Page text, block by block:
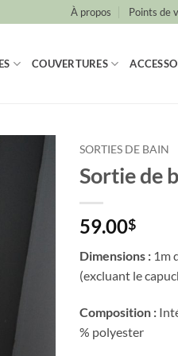
À propos Points de
COUVERTURES
SORTIES DE BAIN
Sortie de
59.00$
Dimensions :1m
(excluant le
Composition :
% polyester